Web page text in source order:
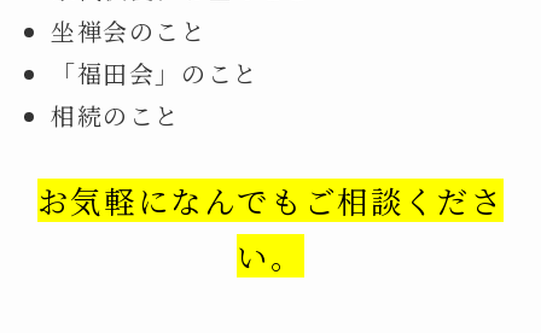
坐禅会のこと
「福田会」のこと
相続のこと
お気軽になんでもご相談くださ
い。